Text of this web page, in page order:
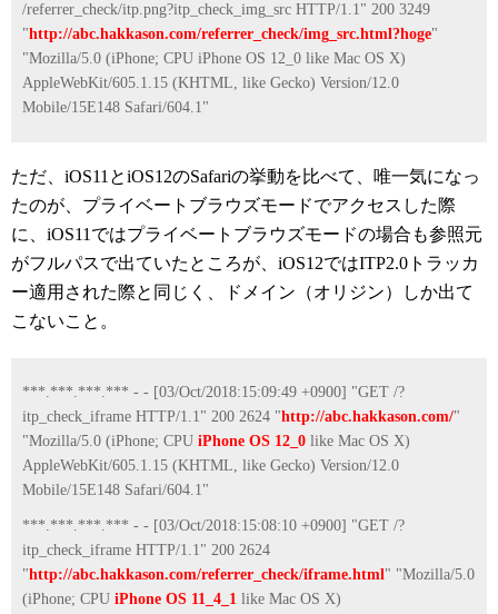
/referrer_check/itp.png?itp_check_img_src HTTP/1.1" 200 3249
"http://abc.hakkason.com/referrer_check/img_src.html?hoge"
"Mozilla/5.0 (iPhone; CPU iPhone OS 12_0 like Mac OS X)
AppleWebKit/605.1.15 (KHTML, like Gecko) Version/12.0
Mobile/15E148 Safari/604.1"
ただ、iOS11とiOS12のSafariの挙動を比べて、唯一気になっ
たのが、プライベートブラウズモードでアクセスした際
に、iOS11ではプライベートブラウズモードの場合も参照元
がフルパスで出ていたところが、iOS12ではITP2.0トラッカ
ー適用された際と同じく、ドメイン（オリジン）しか出て
こないこと。
***.***.***.*** - - [03/Oct/2018:15:09:49 +0900] "GET /?
itp_check_iframe HTTP/1.1" 200 2624 "http://abc.hakkason.com/"
"Mozilla/5.0 (iPhone; CPU iPhone OS 12_0 like Mac OS X)
AppleWebKit/605.1.15 (KHTML, like Gecko) Version/12.0
Mobile/15E148 Safari/604.1"
***.***.***.*** - - [03/Oct/2018:15:08:10 +0900] "GET /?
itp_check_iframe HTTP/1.1" 200 2624
"http://abc.hakkason.com/referrer_check/iframe.html" "Mozilla/5.0
(iPhone; CPU iPhone OS 11_4_1 like Mac OS X)